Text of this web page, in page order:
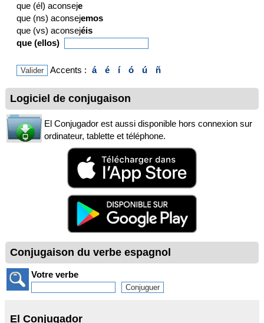
que (él) aconseje
que (ns) aconsejemos
que (vs) aconsejéis
que (ellos)
Accents : á é í ó ú ñ
Logiciel de conjugaison
El Conjugador est aussi disponible hors connexion sur
ordinateur, tablette et téléphone.
Conjugaison du verbe espagnol
Votre verbe
El Conjugador